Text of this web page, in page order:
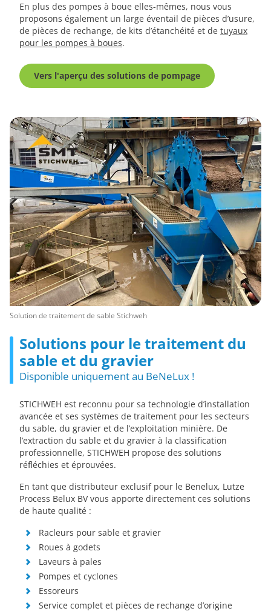
En plus des pompes à boue elles-mêmes, nous vous
proposons également un large éventail de pièces d’usure,
de pièces de rechange, de kits d’étanchéité et de tuyaux
pour les pompes à boues.
Vers l'aperçu des solutions de pompage
Solutions pour le traitement du
sable et du gravier
Disponible uniquement au BeNeLux !
STICHWEH est reconnu pour sa technologie d’installation
avancée et ses systèmes de traitement pour les secteurs
du sable, du gravier et de l’exploitation minière. De
l’extraction du sable et du gravier à la classification
professionnelle, STICHWEH propose des solutions
réfléchies et éprouvées.
En tant que distributeur exclusif pour le Benelux, Lutze
Process Belux BV vous apporte directement ces solutions
de haute qualité :
Racleurs pour sable et gravier
Roues à godets
Laveurs à pales
Pompes et cyclones
Essoreurs
Service complet et pièces de rechange d’origine
Solution de traitement de sable Stichweh